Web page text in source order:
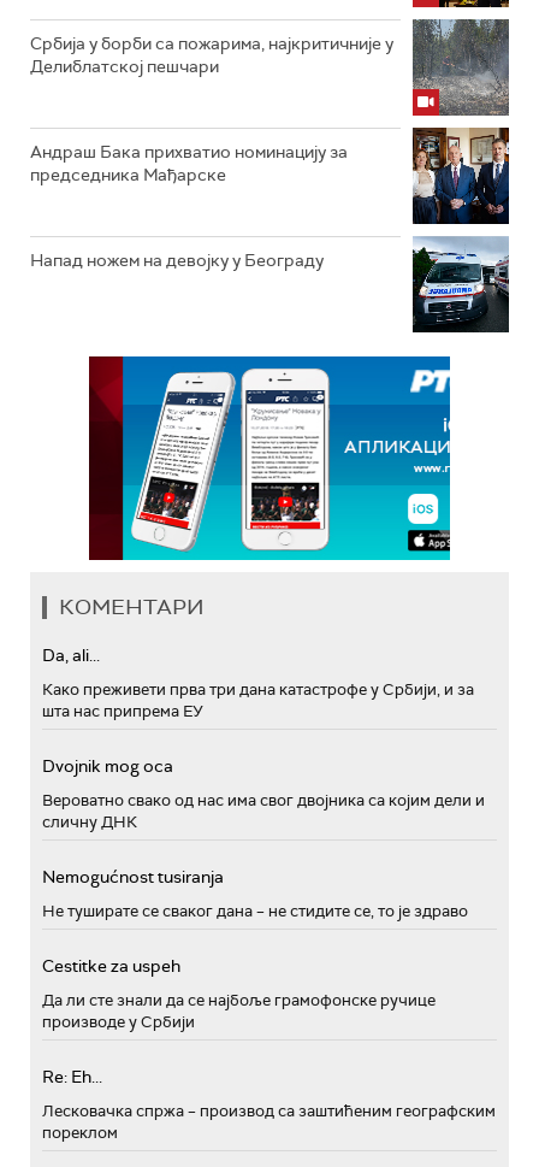
Србија у борби са пожарима, најкритичније у
Делиблатској пешчари
Андраш Бака прихватио номинацију за
председника Мађарске
Напад ножем на девојку у Београду
КОМЕНТАРИ
Da, ali...
Како преживети прва три дана катастрофе у Србији, и за
шта нас припрема ЕУ
Dvojnik mog oca
Вероватно свако од нас има свог двојника са којим дели и
сличну ДНК
Nemogućnost tusiranja
Не туширате се сваког дана – не стидите се, то је здраво
Cestitke za uspeh
Да ли сте знали да се најбоље грамофонске ручице
производе у Србији
Re: Eh...
Лесковачка спржа – производ са заштићеним географским
пореклом